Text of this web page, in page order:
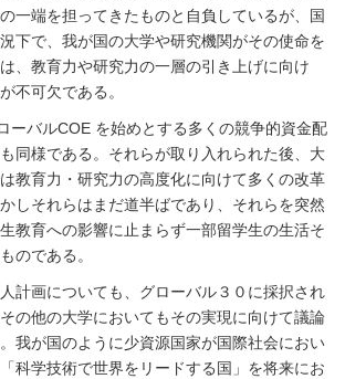
一端を担ってきたものと自負しているが、国
下で、我が国の大学や研究機関がその使命を
、教育力や研究力の一層の引き上げに向け
不可欠である。
ーバルCOE を始めとする多くの競争的資金配
同様である。それらが取り入れられた後、大
教育力・研究力の高度化に向けて多くの改革
しそれらはまだ道半ばであり、それらを突然
教育への影響に止まらず一部留学生の生活そ
のである。
計画についても、グローバル３０に採択され
の他の大学においてもその実現に向けて議論
我が国のように少資源国家が国際社会におい
科学技術で世界をリードする国」を将来にお